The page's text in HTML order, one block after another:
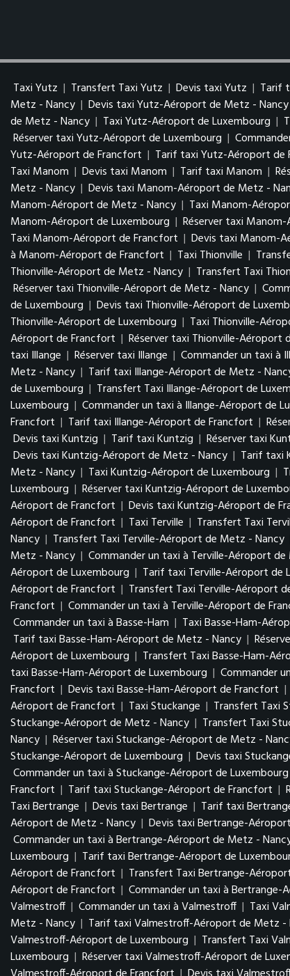
Taxi Yutz | Transfert Taxi Yutz | Devis taxi Yutz | Tarif
Metz - Nancy | Devis taxi Yutz-Aéroport de Metz - Nancy
de Metz - Nancy | Taxi Yutz-Aéroport de Luxembourg |
Réserver taxi Yutz-Aéroport de Luxembourg |
Yutz-Aéroport de Francfort | Tarif taxi Yutz-Aéroport de
Taxi Manom | Devis taxi Manom | Tarif taxi Manom |
Metz - Nancy | Devis taxi Manom-Aéroport de Metz -
Manom-Aéroport de Metz - Nancy | Taxi Manom-
Manom-Aéroport de Luxembourg | Réserver taxi
Taxi Manom-Aéroport de Francfort | Devis taxi Manom-
à Manom-Aéroport de Francfort | Taxi Thionville |
Thionville-Aéroport de Metz - Nancy | Transfert Taxi
Réserver taxi Thionville-Aéroport de Metz - Nancy |
de Luxembourg | Devis taxi Thionville-Aéroport de
Thionville-Aéroport de Luxembourg | Taxi Thionville-
Aéroport de Francfort | Réserver taxi Thionville-Aéroport
taxi Illange | Réserver taxi Illange | Commander un taxi à
Metz - Nancy | Tarif taxi Illange-Aéroport de Metz -
de Luxembourg | Transfert Taxi Illange-Aéroport de
Luxembourg | Commander un taxi à Illange-Aéroport de
Francfort | Tarif taxi Illange-Aéroport de Francfort |
Devis taxi Kuntzig | Tarif taxi Kuntzig | Réserver taxi
Devis taxi Kuntzig-Aéroport de Metz - Nancy | Tarif taxi
Metz - Nancy | Taxi Kuntzig-Aéroport de Luxembourg |
Luxembourg | Réserver taxi Kuntzig-Aéroport de
Aéroport de Francfort | Devis taxi Kuntzig-Aéroport de
Aéroport de Francfort | Taxi Terville | Transfert Taxi
Nancy | Transfert Taxi Terville-Aéroport de Metz - Nancy
Metz - Nancy | Commander un taxi à Terville-Aéroport
Aéroport de Luxembourg | Tarif taxi Terville-Aéroport de
Aéroport de Francfort | Transfert Taxi Terville-Aéroport
Francfort | Commander un taxi à Terville-Aéroport de
Commander un taxi à Basse-Ham | Taxi Basse-Ham-
Tarif taxi Basse-Ham-Aéroport de Metz - Nancy |
Aéroport de Luxembourg | Transfert Taxi Basse-Ham-
taxi Basse-Ham-Aéroport de Luxembourg | Commander
Francfort | Devis taxi Basse-Ham-Aéroport de Francfort |
Aéroport de Francfort | Taxi Stuckange | Transfert Taxi
Stuckange-Aéroport de Metz - Nancy | Transfert Taxi
Nancy | Réserver taxi Stuckange-Aéroport de Metz -
Stuckange-Aéroport de Luxembourg | Devis taxi
Commander un taxi à Stuckange-Aéroport de Luxembourg
Francfort | Tarif taxi Stuckange-Aéroport de Francfort |
Taxi Bertrange | Devis taxi Bertrange | Tarif taxi
Aéroport de Metz - Nancy | Devis taxi Bertrange-
Commander un taxi à Bertrange-Aéroport de Metz -
Luxembourg | Tarif taxi Bertrange-Aéroport de
Aéroport de Francfort | Transfert Taxi Bertrange-
Aéroport de Francfort | Commander un taxi à
Valmestroff | Commander un taxi à Valmestroff | Taxi
Metz - Nancy | Tarif taxi Valmestroff-Aéroport de Metz -
Valmestroff-Aéroport de Luxembourg | Transfert Taxi
Luxembourg | Réserver taxi Valmestroff-Aéroport de